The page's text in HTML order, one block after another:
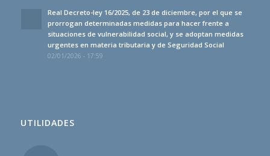
Real Decreto-ley 16/2025, de 23 de diciembre, por el que se
prorrogan determinadas medidas para hacer frente a
situaciones de vulnerabilidad social, y se adoptan medidas
urgentes en materia tributaria y de Seguridad Social
02/01/2026 - 17:59
UTILIDADES